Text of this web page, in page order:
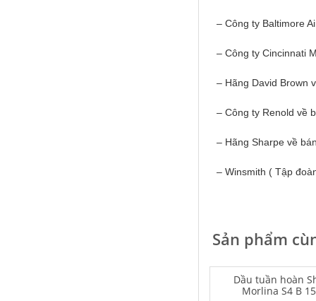
– Công ty Baltimore
– Công ty Cincinnati
– Hãng David Brown
– Công ty Renold về
– Hãng Sharpe về
– Winsmith ( Tập
Sản phẩm
Dầu tuần hoàn
Morlina S4 B